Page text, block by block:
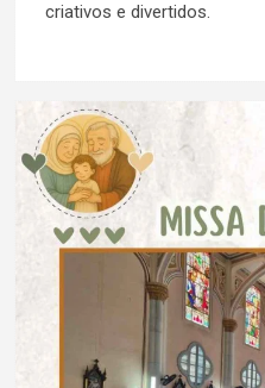
criativos e divertidos.